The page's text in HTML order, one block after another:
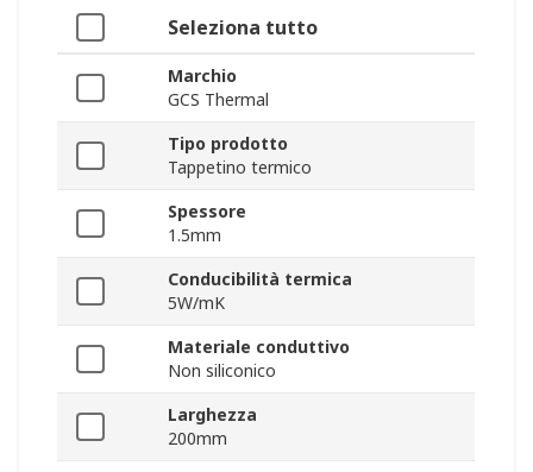
Seleziona tutto
Marchio
GCS Thermal
Tipo prodotto
Tappetino termico
Spessore
1.5mm
Conducibilità termica
5W/mK
Materiale conduttivo
Non siliconico
Larghezza
200mm